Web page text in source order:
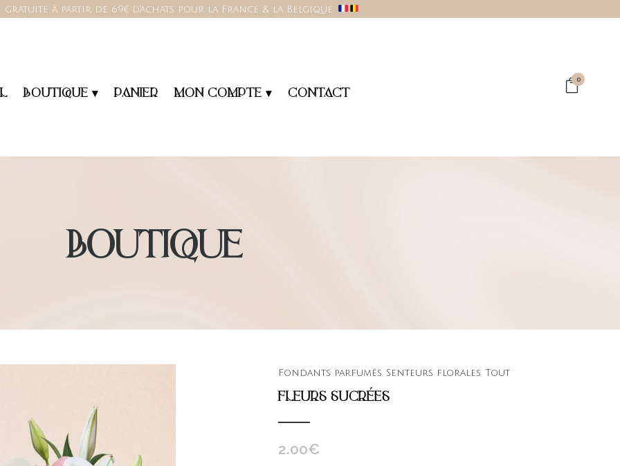
à partir de 69€ d'achats pour la France & la Belgique.
0
BOUTIQUE ▾ PANIER MON COMPTE ▾ CONTACT
BOUTIQUE
Fondants parfumés, Senteurs florales, Tout
FLEURS SUCRÉES
2.00€